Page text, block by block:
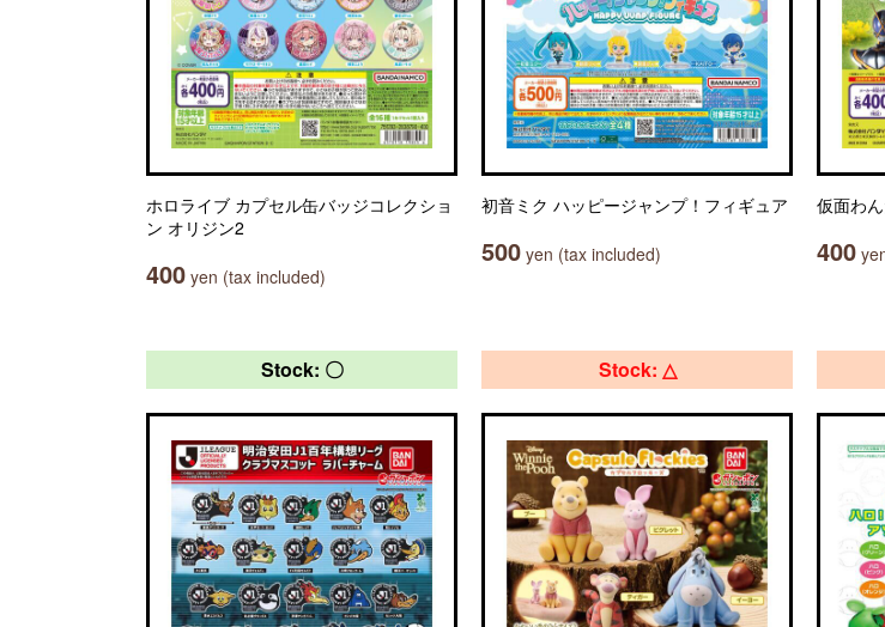
ホロライブ カプセル缶バッジコレクショ
ン オリジン2
400 yen (tax included)
初音ミク ハッピージャンプ！フィギュア
500 yen (tax included)
仮面わ
400
Stock: 〇 Stock: △